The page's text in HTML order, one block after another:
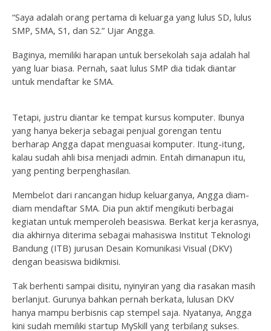
“Saya adalah orang pertama di keluarga yang lulus SD, lulus
SMP, SMA, S1, dan S2.” Ujar Angga.
Baginya, memiliki harapan untuk bersekolah saja adalah hal
yang luar biasa. Pernah, saat lulus SMP dia tidak diantar
untuk mendaftar ke SMA.
Tetapi, justru diantar ke tempat kursus komputer. Ibunya
yang hanya bekerja sebagai penjual gorengan tentu
berharap Angga dapat menguasai komputer. Itung-itung,
kalau sudah ahli bisa menjadi admin. Entah dimanapun itu,
yang penting berpenghasilan.
Membelot dari rancangan hidup keluarganya, Angga diam-
diam mendaftar SMA. Dia pun aktif mengikuti berbagai
kegiatan untuk memperoleh beasiswa. Berkat kerja kerasnya,
dia akhirnya diterima sebagai mahasiswa Institut Teknologi
Bandung (ITB) jurusan Desain Komunikasi Visual (DKV)
dengan beasiswa bidikmisi.
Tak berhenti sampai disitu, nyinyiran yang dia rasakan masih
berlanjut. Gurunya bahkan pernah berkata, lulusan DKV
hanya mampu berbisnis cap stempel saja. Nyatanya, Angga
kini sudah memiliki startup MySkill yang terbilang sukses.